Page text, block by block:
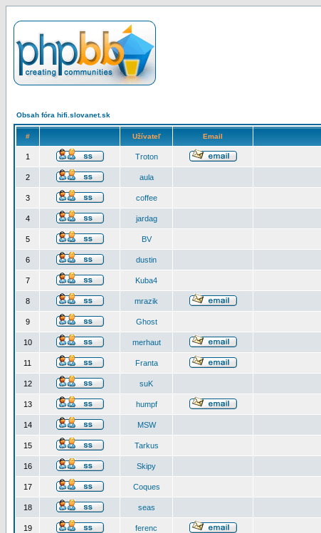
Obsah fóra hifi.slovanet.sk
# Užívateľ Email
1 Troton
2 aula
3 coffee
4 jardag
5 BV
6 dustin
7 Kuba4
8 mrazik
9 Ghost
10 merhaut
11 Franta
12 suK
13 humpf
14 MSW
15 Tarkus
16 Skipy
17 Coques
18 seas
19 ferenc